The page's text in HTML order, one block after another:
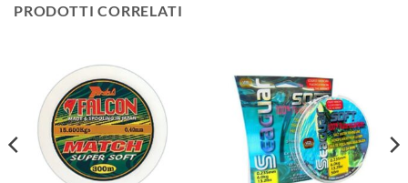
PRODOTTI CORRELATI